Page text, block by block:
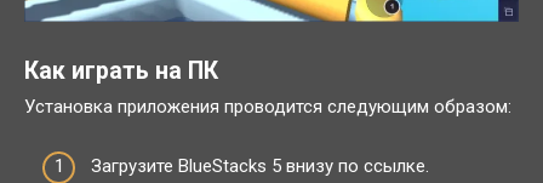
Как играть на ПК
Установка приложения проводится следующим образом:
Загрузите BlueStacks 5 внизу по ссылке.